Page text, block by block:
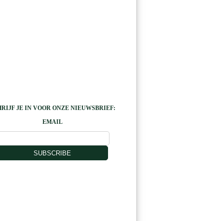
JE IN VOOR ONZE NIEUWSBRIEF:
EMAIL
SUBSCRIBE